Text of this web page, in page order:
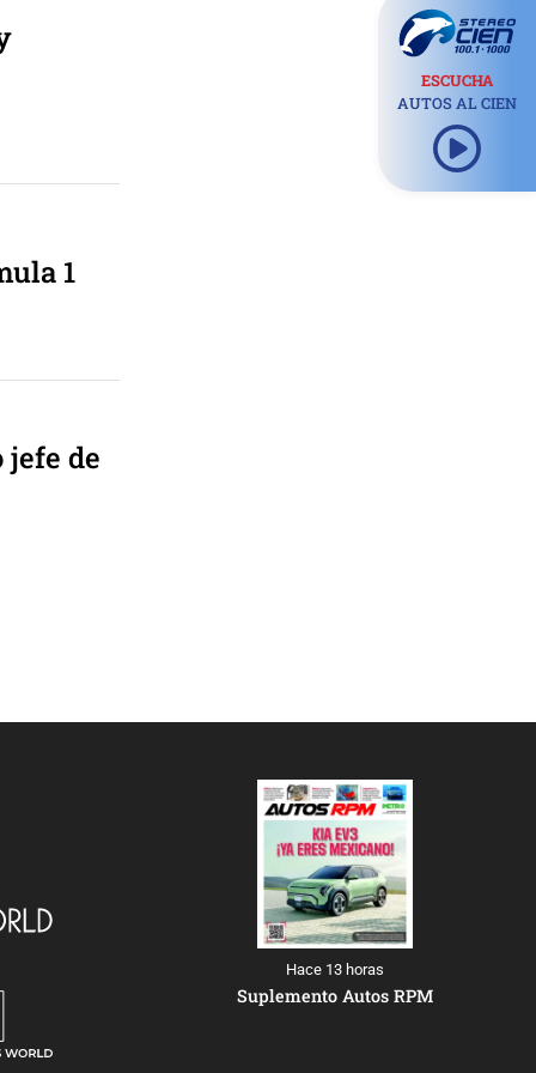
1
de
ESCUCHA
AUTOS AL CIEN
Hace 13 horas
Suplemento Autos RPM